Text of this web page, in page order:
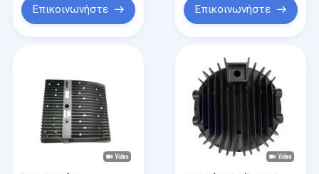
Επικοινωνήστε Επικοινωνήστε